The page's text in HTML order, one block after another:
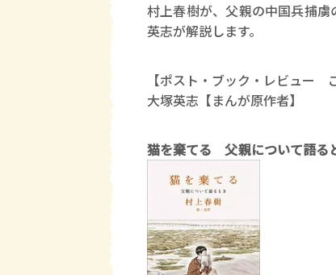
村上春樹が、父親の中国兵捕
英志が解説します。
【ポスト・ブック・レビュー
大塚英志【まんが原作者】
猫を棄てる 父親について語る